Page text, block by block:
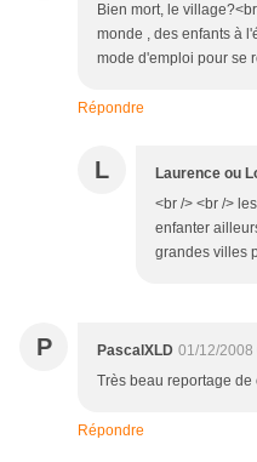
Bien mort, le
monde , des enfants à
mode d'emploi pour se
Répondre
L Laurence ou
<br /> <br />
enfanter
grandes villes
P PascalXLD 01/12/2008
Très beau reportage
Répondre